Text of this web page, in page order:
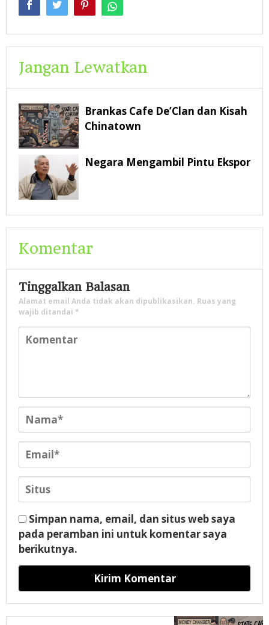
Jangan Lewatkan
Brankas Cafe De’Clan dan Kisah
Chinatown
Negara Mengambil Pintu Ekspor
Komentar
Tinggalkan Balasan
Alamat email Anda tidak akan dipublikasikan. Ruas yang
wajib ditandai *
Simpan nama, email, dan situs web saya
pada peramban ini untuk komentar saya
berikutnya.